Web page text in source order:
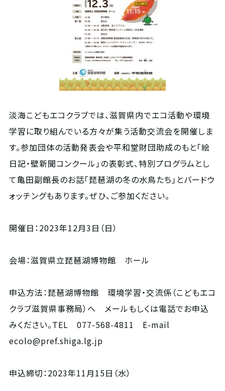
淡海こどもエコクラブでは、滋賀県内でエコ活動や環境
学習に取り組んでいる方々が集う活動交流会を開催しま
す。参加団体の活動発表会や平和堂財団助成のもと「絵
日記・壁新聞コンクール」の表彰式、特別プログラムとし
て亀田副館長のお話「琵琶湖の冬の水鳥たち」とバードウ
ォッチングもあります。ぜひ、ご参加ください。
開催日：2023年12月3日（日）
会場：滋賀県立琵琶湖博物館 ホール
申込方法：琵琶湖博物館 環境学習・交流係（こどもエコ
クラブ滋賀県事務局）へ メールもしくは電話でお申込
みください。TEL 077-568-4811 E-mail
ecolo@pref.shiga.lg.jp
申込締切：2023年11月15日（水）